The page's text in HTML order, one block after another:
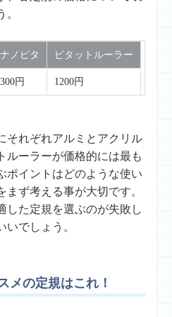
ナノピタ ピタットルーラー
300円 1200円
それぞれアルミとアクリル
ルーラーが価格的には最も
ポイントはどのような使い
ず考える事が大切です。
した定規を選ぶのが失敗し
いでしょう。
メの定規はこれ！